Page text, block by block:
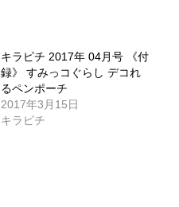
キラピチ 2017年 04月号 《付
録》 すみっコぐらし デコれ
るペンポーチ
2017年3月15日
キラピチ